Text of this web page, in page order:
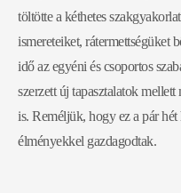
töltötte a kéthetes
ismereteiket, rátermettségüket
idő az egyéni és csoportos
szerzett új tapasztalatok
is. Reméljük, hogy ez a pár
élményekkel gazdagodtak.